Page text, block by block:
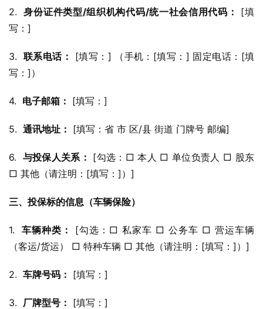
2. 身份证件类型/组织机构代码/统一社会信用代码：
[填
写：]
3. 联系电话：
[填写：] （手机：[填写：] 固定电话：[填
写：]）
4. 电子邮箱： [填写：]
5. 通讯地址： [填写：省 市 区/县 街道 门牌号 邮编]
6. 与投保人关系： [勾选：□ 本人 □ 单位负责人 □ 股东
□ 其他（请注明：[填写：]）]
三、投保标的信息（车辆保险）
1. 车辆种类：
[勾选：□ 私家车 □ 公务车 □ 营运车辆
（客运/货运） □ 特种车辆 □ 其他（请注明：[填写：]）]
2. 车牌号码： [填写：]
3. 厂牌型号： [填写：]